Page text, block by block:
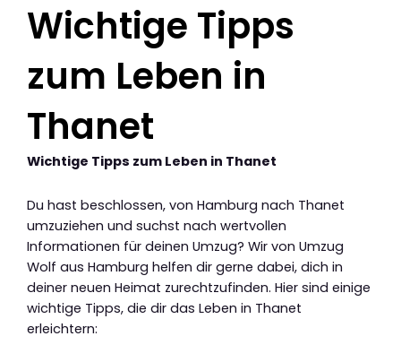
Wichtige Tipps
zum Leben in
Thanet
Wichtige Tipps zum Leben in Thanet
Du hast beschlossen, von Hamburg nach Thanet
umzuziehen und suchst nach wertvollen
Informationen für deinen Umzug? Wir von Umzug
Wolf aus Hamburg helfen dir gerne dabei, dich in
deiner neuen Heimat zurechtzufinden. Hier sind einige
wichtige Tipps, die dir das Leben in Thanet
erleichtern: